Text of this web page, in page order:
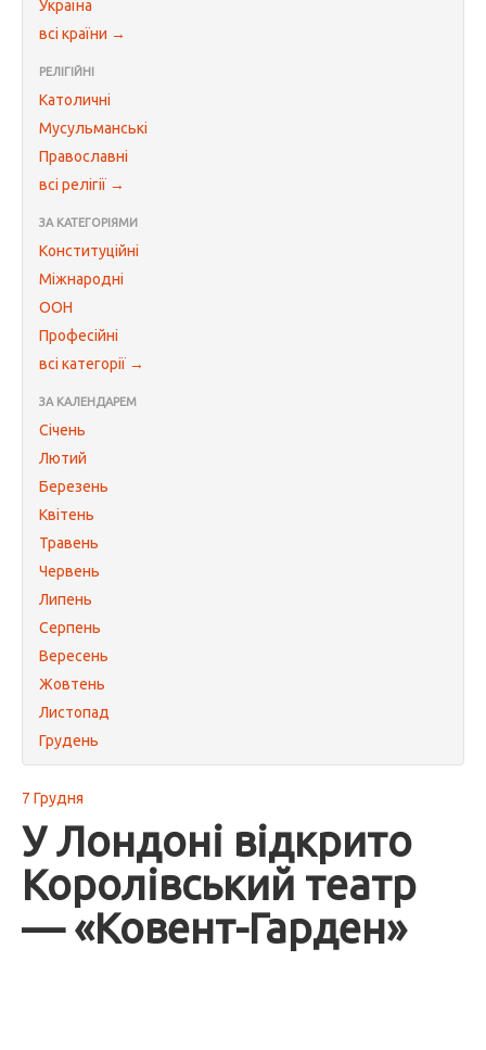
Україна
всі країни →
РЕЛІГІЙНІ
Католичні
Мусульманські
Православні
всі релігії →
ЗА КАТЕГОРІЯМИ
Конституційні
Міжнародні
ООН
Професійні
всі категорії →
ЗА КАЛЕНДАРЕМ
Січень
Лютий
Березень
Квітень
Травень
Червень
Липень
Серпень
Вересень
Жовтень
Листопад
Грудень
7 Грудня
У Лондоні відкрито
Королівський театр
— «Ковент-Гарден»